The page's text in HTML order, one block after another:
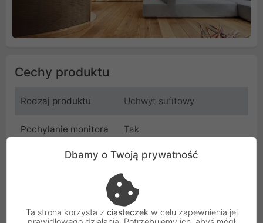
Cechy produktu
Rodzaj produktu Uchwyt sufitowy
Pochylanie monitora
Tak
1560 mm
Dbamy o Twoją prywatność
Ta strona korzysta z ciasteczek w celu zapewnienia jej